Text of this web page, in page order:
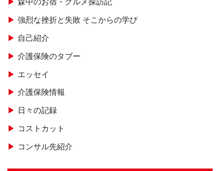
森中のお宿・グルメ探訪記
強烈な挫折と失敗 そこからの学び
自己紹介
介護保険のタブー
エッセイ
介護保険情報
日々の記録
コストカット
コンサル先紹介